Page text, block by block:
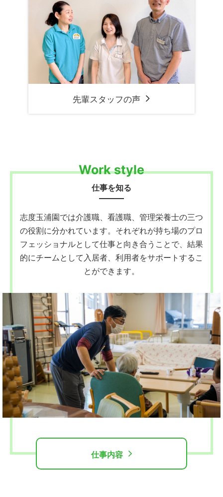
先輩スタッフの声
Work style
仕事を知る
志度玉浦園では介護職、看護職、管理栄養士の三つ
の役割に分かれています。それぞれが持ち場のプロ
フェッショナルとして仕事と向き合うことで、結果
的にチームとして入居者、利用者をサポートするこ
とができます。
仕事内容